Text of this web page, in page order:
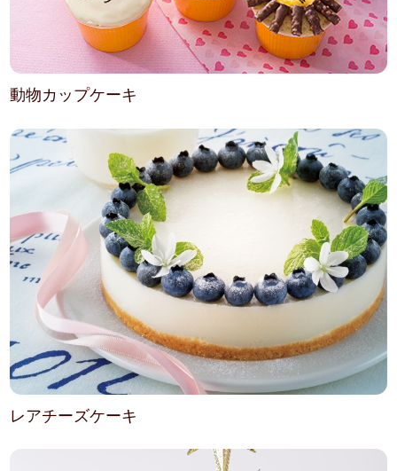
動物カップケーキ
レアチーズケーキ